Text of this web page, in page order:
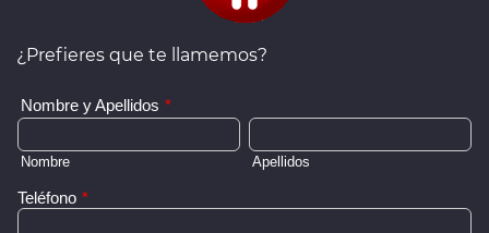
¿Prefieres que te llamemos?